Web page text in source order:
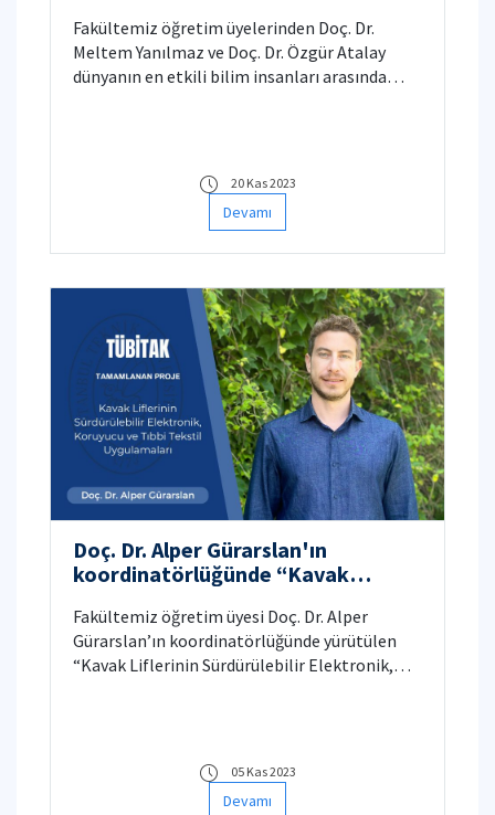
Fakültemiz öğretim üyelerinden Doç. Dr.
Meltem Yanılmaz ve Doç. Dr. Özgür Atalay
dünyanın en etkili bilim insanları arasında
20 Kas 2023
Devamı
Doç. Dr. Alper Gürarslan'ın
koordinatörlüğünde “Kavak
Koruyucu ve Tıbbi Tekstil
Uygulamaları” başlıklı TÜBİTAK
1001 projesi başarıyla tamamlandı.
Fakültemiz öğretim üyesi Doç. Dr. Alper
Gürarslan’ın koordinatörlüğünde yürütülen
“Kavak Liflerinin Sürdürülebilir Elektronik,
05 Kas 2023
Devamı